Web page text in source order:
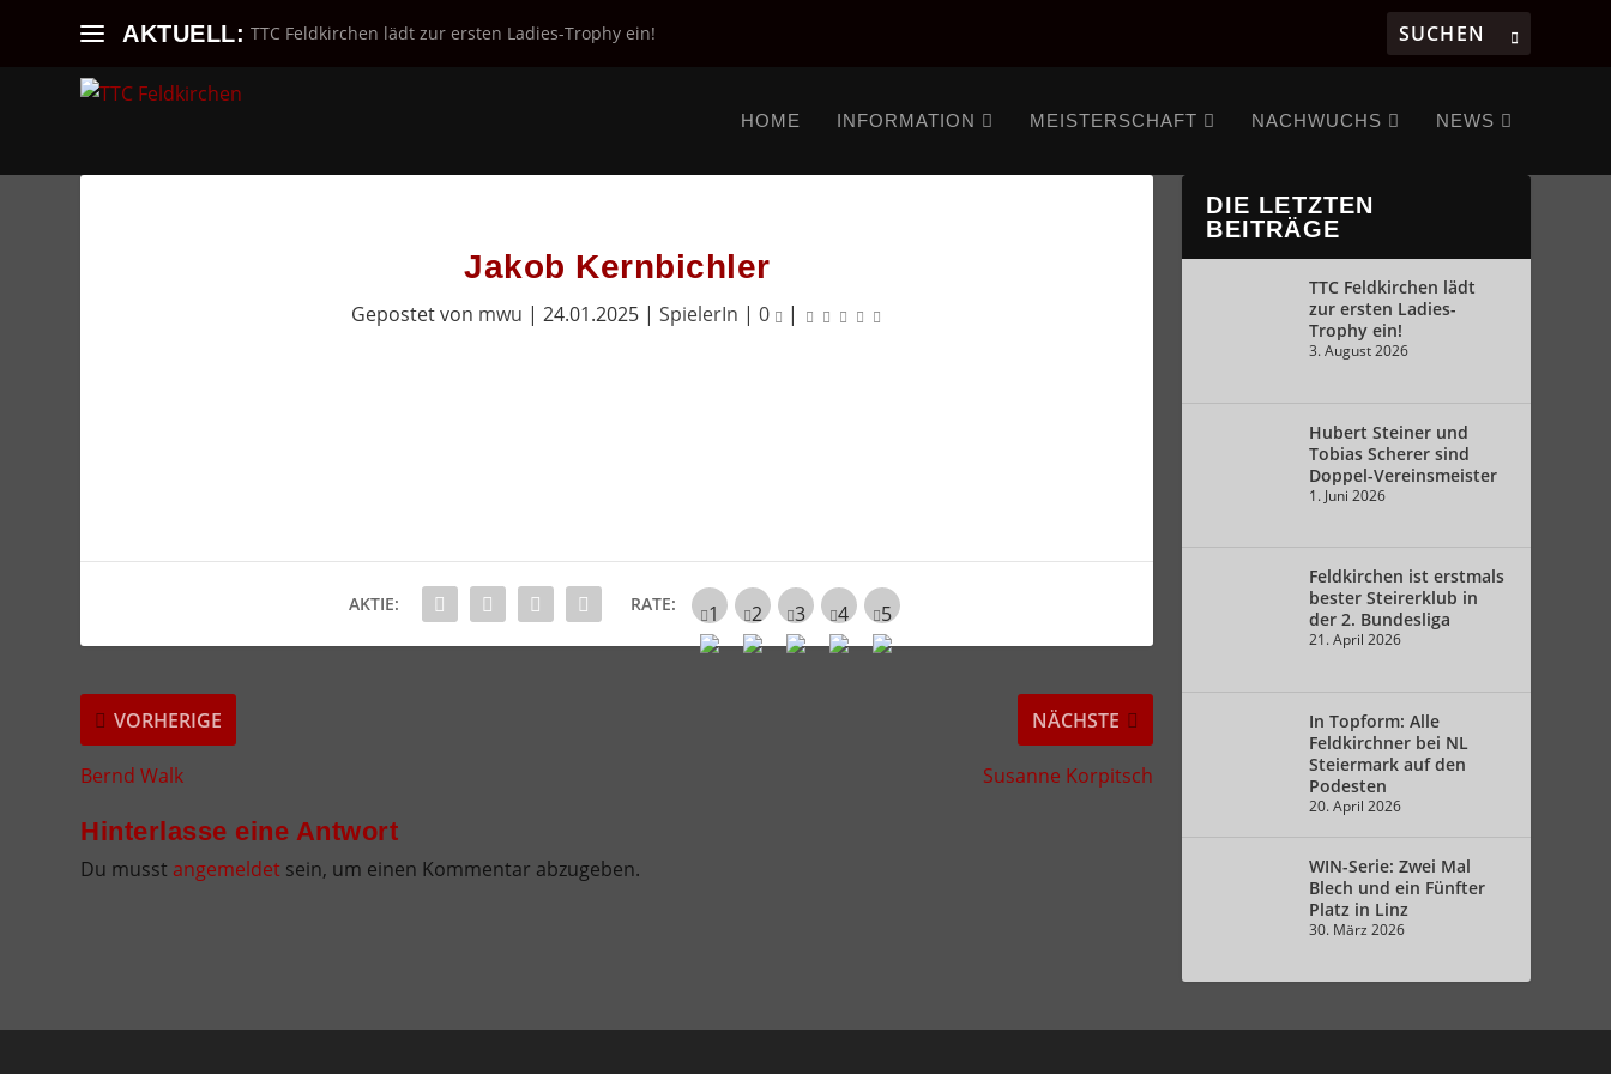
AKTUELL: TTC Feldkirchen lädt zur ersten Ladies-Trophy ein!
HOME INFORMATION MEISTERSCHAFT NACHWUCHS NEWS
Jakob Kernbichler
Gepostet von mwu |24.01.2025 |SpielerIn |0 |
AKTIE: RATE:
VORHERIGE
Bernd Walk
NÄCHSTE
Susanne Korpitsch
Hinterlasse eine Antwort
Du musst angemeldet sein, um einen Kommentar abzugeben.
DIE LETZTEN
BEITRÄGE
TTC Feldkirchen lädt
zur ersten Ladies-
Trophy ein!
3. August 2026
Hubert Steiner und
Tobias Scherer sind
Doppel-Vereinsmeister
1. Juni 2026
Feldkirchen ist erstmals
bester Steirerklub in
der 2. Bundesliga
21. April 2026
In Topform: Alle
Feldkirchner bei NL
Steiermark auf den
Podesten
20. April 2026
WIN-Serie: Zwei Mal
Blech und ein Fünfter
Platz in Linz
30. März 2026